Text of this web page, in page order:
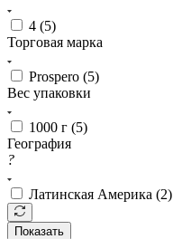
4 (5)
Торговая марка
Prospero (5)
Вес упаковки
1000 г (5)
География
?
Латинская Америка (2)
Показать